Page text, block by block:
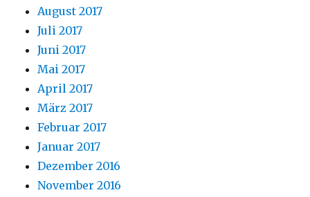
August 2017
Juli 2017
Juni 2017
Mai 2017
April 2017
März 2017
Februar 2017
Januar 2017
Dezember 2016
November 2016